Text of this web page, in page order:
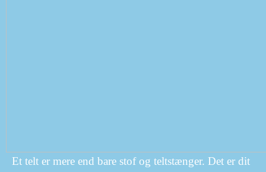
Et telt er mere end bare stof og teltstænger. Det er dit